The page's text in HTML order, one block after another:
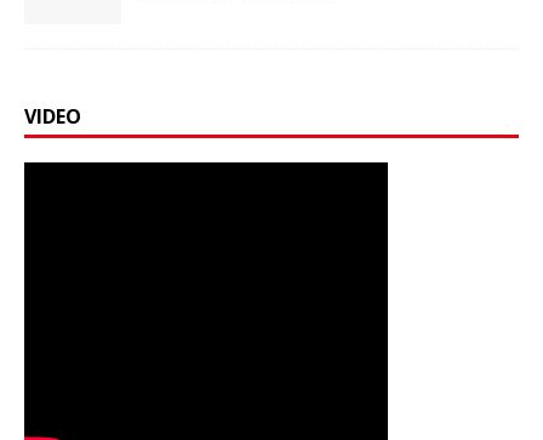
VIDEO